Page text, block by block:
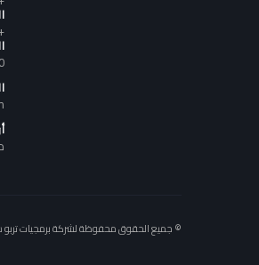
من 9
© جميع الحقوق محفوظة لشركة برمجيات تربو